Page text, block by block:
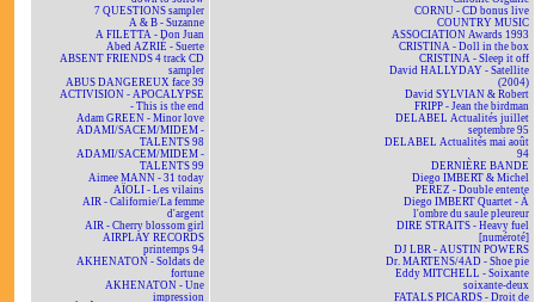
7 QUESTIONS sampler
A & B - Suzanne
A FILETTA - Don Juan
Abed AZRIÉ - Suerte
ABSENT FRIENDS 4 track CD
sampler
ABUS DANGEREUX face 39
ACTIVISION - APOCALYPSE
- This is the end
Adam GREEN - Minor love
ADAMI/SACEM/MIDEM -
TALENTS 98
ADAMI/SACEM/MIDEM -
TALENTS 99
Aimee MANN - 31 today
AÏOLI - Les vilains
AIR - Californie/La femme
d'argent
AIR - Cherry blossom girl
AIRPLAY RECORDS
printemps 94
AKHENATON - Soldats de
fortune
AKHENATON - Une
impression
CORNU - CD bonus live
COUNTRY MUSIC
ASSOCIATION Awards 1993
CRISTINA - Doll in the box
CRISTINA - Sleep it off
David HALLYDAY - Satellite
(2004)
David SYLVIAN & Robert
FRIPP - Jean the birdman
DELABEL Actualités juillet
septembre 95
DELABEL Actualités mai août
94
DERNIÈRE BANDE
Diego IMBERT & Michel
PEREZ - Double entente
Diego IMBERT Quartet - À
l'ombre du saule pleureur
DIRE STRAITS - Heavy fuel
[numéroté]
DJ LBR - AUSTIN POWERS
Dr. MARTENS/4AD - Shoe pie
Eddy MITCHELL - Soixante
soixante-deux
FATALS PICARDS - Droit de